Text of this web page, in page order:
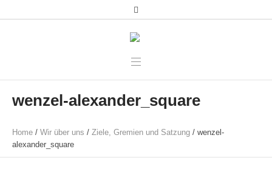
wenzel-alexander_square
Home / Wir über uns / Ziele, Gremien und Satzung / wenzel-
alexander_square